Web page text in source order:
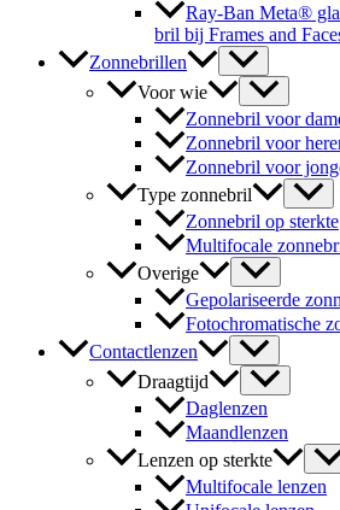
Ray-Ban Meta®
bril bij Frames and
Zonnebrillen
Voor wie
Zonnebril voor
Zonnebril voor
Zonnebril voor
Type zonnebril
Zonnebril op sterkte
Multifocale
Overige
Gepolariseerde
Fotochromatische
Contactlenzen
Draagtijd
Daglenzen
Maandlenzen
Lenzen op sterkte
Multifocale lenzen